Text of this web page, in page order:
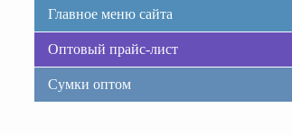
Главное меню сайта
Оптовый прайс-лист
Сумки оптом